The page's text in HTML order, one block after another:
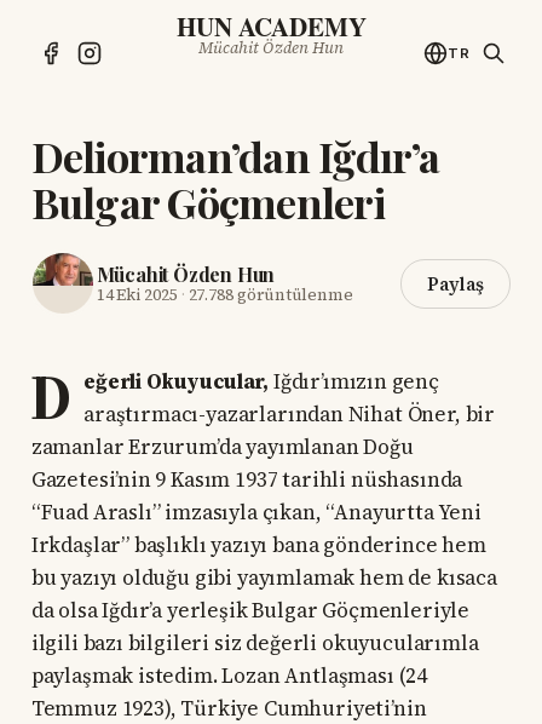
HUN ACADEMY
Mücahit Özden Hun TR
Deliorman’dan Iğdır’a
Bulgar Göçmenleri
Mücahit Özden Hun
14 Eki 2025 · 27.788 görüntülenme Paylaş
D eğerli Okuyucular, Iğdır’ımızın genç
araştırmacı-yazarlarından Nihat Öner, bir
zamanlar Erzurum’da yayımlanan Doğu
Gazetesi’nin 9 Kasım 1937 tarihli nüshasında
“Fuad Araslı” imzasıyla çıkan, “Anayurtta Yeni
Irkdaşlar” başlıklı yazıyı bana gönderince hem
bu yazıyı olduğu gibi yayımlamak hem de kısaca
da olsa Iğdır’a yerleşik Bulgar Göçmenleriyle
ilgili bazı bilgileri siz değerli okuyucularımla
paylaşmak istedim. Lozan Antlaşması (24
Temmuz 1923), Türkiye Cumhuriyeti’nin